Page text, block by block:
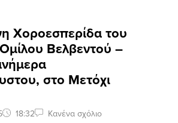
Χοροεσπερίδα του
Βελβεντού –
στο Μετόχι
18:32 Κανένα σχόλιο